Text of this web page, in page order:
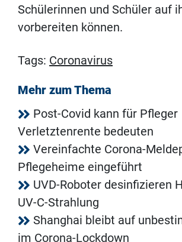
Schülerinnen und Schüler auf
vorbereiten können.
Tags: Coronavirus
Mehr zum Thema
Post-Covid kann für Pfleger
Verletztenrente bedeuten
Vereinfachte Corona-
Pflegeheime eingeführt
UVD-Roboter desinfizieren
UV-C-Strahlung
Shanghai bleibt auf
im Corona-Lockdown